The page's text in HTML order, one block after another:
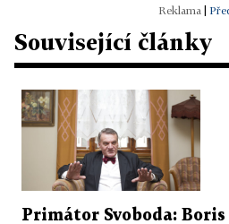
Související články
Primátor Svoboda: